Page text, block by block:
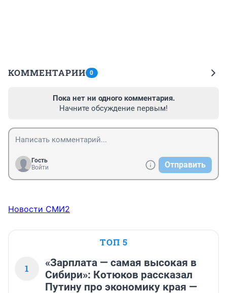
КОММЕНТАРИИ 0
Пока нет ни одного комментария.
Начните обсуждение первым!
Гость
Войти
Отправить
Новости СМИ2
ТОП 5
1
«Зарплата — самая высокая в
Сибири»: Котюков рассказал
Путину про экономику края —